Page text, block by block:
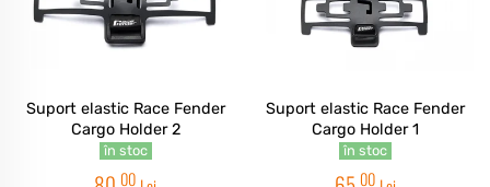
Suport elastic Race Fender
Cargo Holder 2
în stoc
00
Suport elastic Race Fender
Cargo Holder 1
în stoc
00